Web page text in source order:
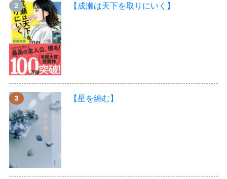
【成瀬は天下を取りにいく】
【星を編む】